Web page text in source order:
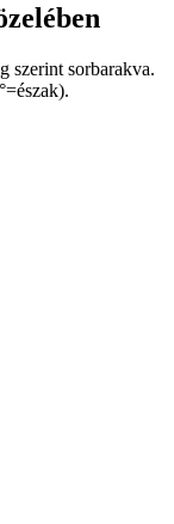
szerint sorbarakva.